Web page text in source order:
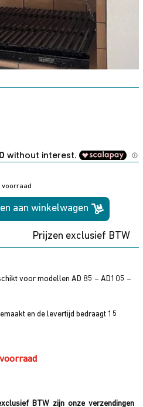
voorraad
aan winkelwagen
Prijzen exclusief BTW
voor modellen AD 85 – AD105 –
en de levertijd bedraagt 15
BTW zijn onze verzendingen